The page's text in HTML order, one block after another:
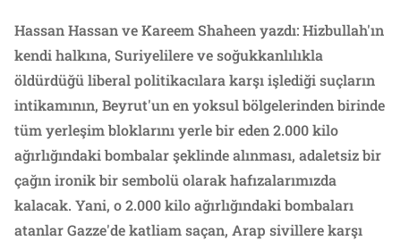
Hassan Hassan ve Kareem Shaheen yazdı: Hizbullah'ın
kendi halkına, Suriyelilere ve soğukkanlılıkla
öldürdüğü liberal politikacılara karşı işlediği suçların
intikamının, Beyrut'un en yoksul bölgelerinden birinde
tüm yerleşim bloklarını yerle bir eden 2.000 kilo
ağırlığındaki bombalar şeklinde alınması, adaletsiz bir
çağın ironik bir sembolü olarak hafızalarımızda
kalacak. Yani, o 2.000 kilo ağırlığındaki bombaları
atanlar Gazze'de katliam saçan, Arap sivillere karşı